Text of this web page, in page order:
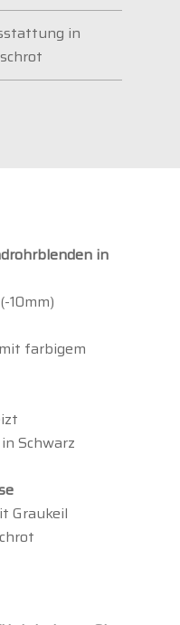
in
in
10mm)
farbigem
Schwarz
Graukeil